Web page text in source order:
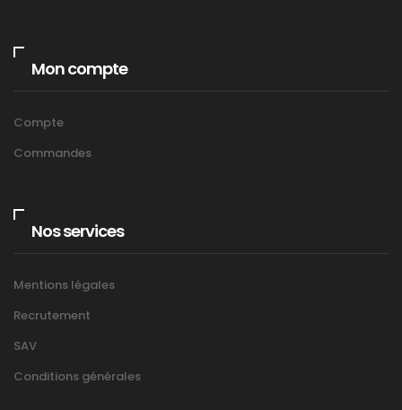
Mon compte
Compte
Commandes
Nos services
Mentions légales
Recrutement
SAV
Conditions générales